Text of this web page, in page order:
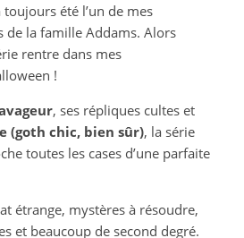
toujours été l’un de mes
de la famille Addams. Alors
rentre dans mes
!
, ses répliques cultes et
(goth chic, bien sûr), la série
toutes les cases d’une parfaite
étrange, mystères à résoudre,
et beaucoup de second degré.